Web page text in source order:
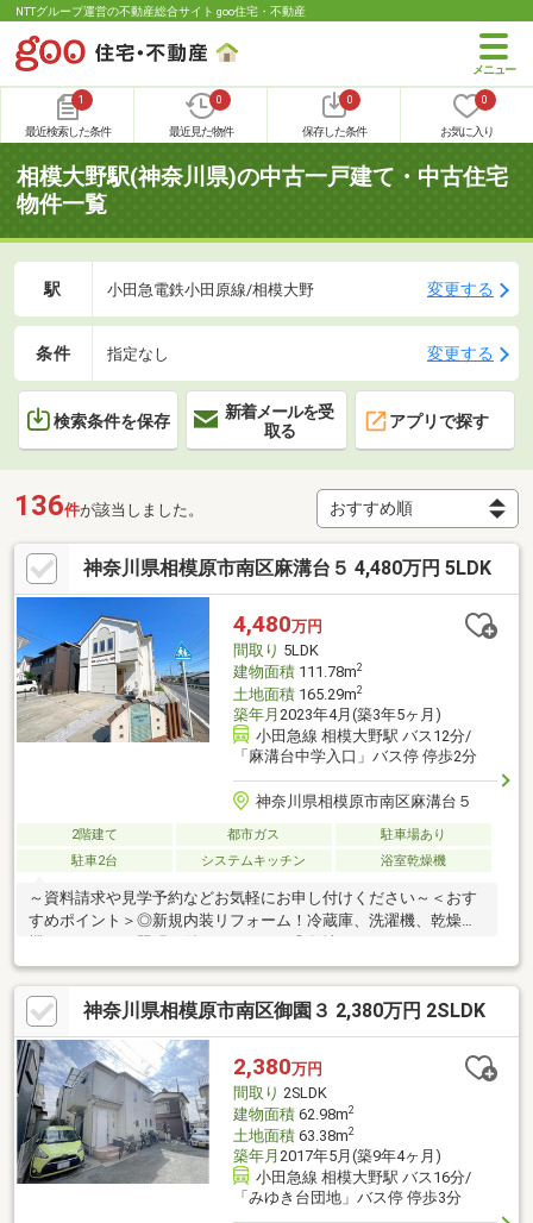
NTTグループ運営の不動産総合サイト goo住宅・不動産
1
最近検索した条件
0
最近見た物件
0
保存した条件
0
お気に入り
相模大野駅(神奈川県)の中古一戸建て・中古住宅
物件一覧
駅 小田急電鉄小田原線/相模大野 変更する
条件 指定なし 変更する
検索条件を保存
新着メールを受
取る
アプリで探す
136件が該当しました。
神奈川県相模原市南区麻溝台５ 4,480万円 5LDK
4,480万円
間取り 5LDK
建物面積111.78m2
土地面積165.29m2
築年月 2023年4月(築3年5ヶ月)
小田急線 相模大野駅 バス12分/
「麻溝台中学入口」バス停 停歩2分
神奈川県相模原市南区麻溝台５
2階建て 都市ガス
駐車場あり
駐車2台
システムキッチン 浴室乾燥機
～資料請求や見学予約などお気軽にお申し付けください～＜おす
すめポイント＞◎新規内装リフォーム！冷蔵庫、洗濯機、乾燥
広いお庭でガーデニングやバーベキューが楽しめます♪◎二世帯住
宅にも対応する5LDKの間取り♪SIC、パントリー、屋根裏など収納
充実！＜交通アクセス＞①小田急線「相模大野」駅バス12分②
小田急小田原線「小田急相模原」駅バス10分③JR横浜線「相模
原」駅バス30分※バス利用は「麻溝台中学入口」停歩2分
神奈川県相模原市南区御園３ 2,380万円 2SLDK
2,380万円
間取り 2SLDK
建物面積62.98m2
土地面積63.38m2
築年月 2017年5月(築9年4ヶ月)
小田急線 相模大野駅 バス16分/
「みゆき台団地」バス停 停歩3分